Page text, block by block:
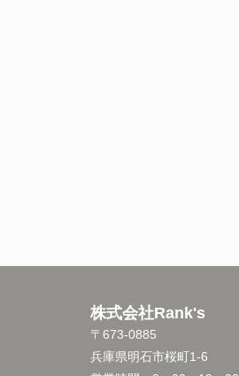
株式会社Rank's
〒673-0885
兵庫県明石市桜町1-6